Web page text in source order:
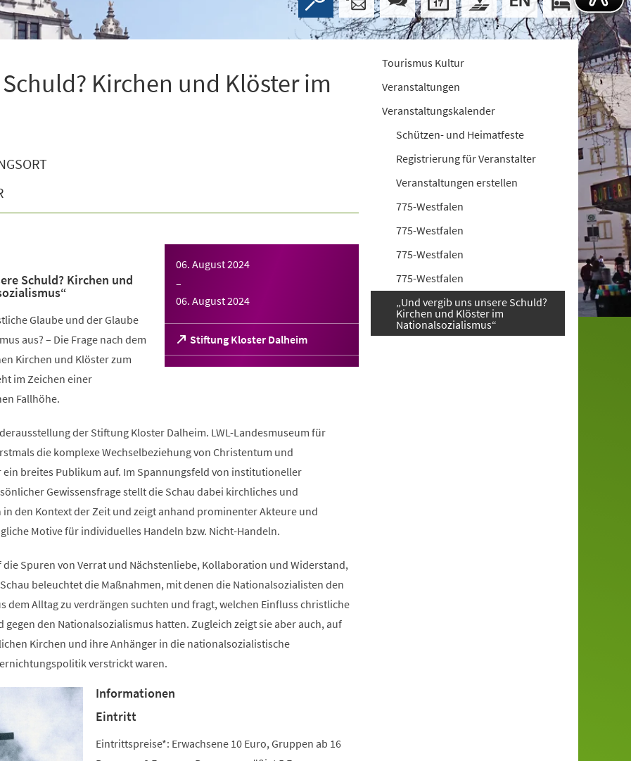
Kirchen und Klöster im
06. August 2024
–
06. August 2024
Stiftung Kloster Dalheim
(Öffnet
in
einem
Schuld? Kirchen und
Glaube und der Glaube
aus? – Die Frage nach dem
Kirchen und Klöster zum
im Zeichen einer
Fallhöhe.
der Stiftung Kloster Dalheim. LWL-Landesmuseum für
die komplexe Wechselbeziehung von Christentum und
breites Publikum auf. Im Spannungsfeld von institutioneller
Gewissensfrage stellt die Schau dabei kirchliches und
in den Kontext der Zeit und zeigt anhand prominenter Akteure und
Motive für individuelles Handeln bzw. Nicht-Handeln.
Spuren von Verrat und Nächstenliebe, Kollaboration und Widerstand,
beleuchtet die Maßnahmen, mit denen die Nationalsozialisten den
dem Alltag zu verdrängen suchten und fragt, welchen Einfluss christliche
gegen den Nationalsozialismus hatten. Zugleich zeigt sie aber auch, auf
Kirchen und ihre Anhänger in die nationalsozialistische
verstrickt waren.
Informationen
Eintritt
Eintrittspreise*: Erwachsene 10 Euro, Gruppen ab 16
Tourismus Kultur
Veranstaltungen
Veranstaltungskalender
Schützen- und Heimatfeste
Registrierung für Veranstalter
Veranstaltungen erstellen
775-Westfalen
775-Westfalen
775-Westfalen
775-Westfalen
„Und vergib uns unsere Schuld?
Kirchen und Klöster im
Nationalsozialismus“